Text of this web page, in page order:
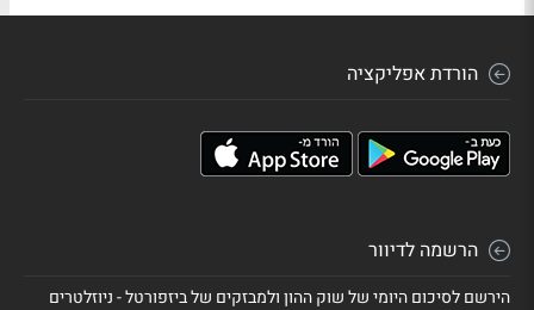
הורדת אפליקציה
הרשמה לדיוור
הירשם לסיכום היומי של שוק ההון ולמבזקים של ביזפורטל - ניוזלטרים